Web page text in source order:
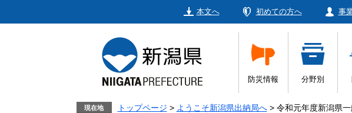
本文へ 初めての方へ 事
防災情報 分野別
現在地 トップページ > ようこそ新潟県出納局へ > 令和元年度新潟県